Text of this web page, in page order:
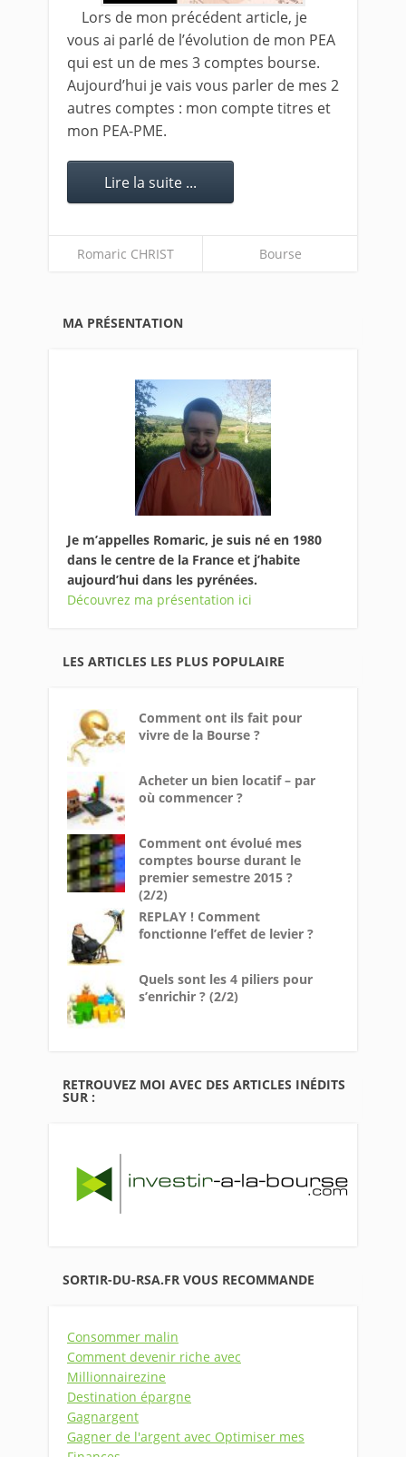
Lors de mon précédent article, je
vous ai parlé de l’évolution de mon PEA
qui est un de mes 3 comptes bourse.
Aujourd’hui je vais vous parler de mes 2
autres comptes : mon compte titres et
mon PEA-PME.
Lire la suite ...
Romaric CHRIST Bourse
MA PRÉSENTATION
Je m’appelles Romaric, je suis né en 1980
dans le centre de la France et j’habite
aujourd’hui dans les pyrénées.
Découvrez ma présentation ici
LES ARTICLES LES PLUS POPULAIRE
Comment ont ils fait pour
vivre de la Bourse ?
Acheter un bien locatif – par
où commencer ?
Comment ont évolué mes
comptes bourse durant le
premier semestre 2015 ?
(2/2)
REPLAY ! Comment
fonctionne l’effet de levier ?
Quels sont les 4 piliers pour
s’enrichir ? (2/2)
RETROUVEZ MOI AVEC DES ARTICLES INÉDITS
SUR :
SORTIR-DU-RSA.FR VOUS RECOMMANDE
Consommer malin
Comment devenir riche avec
Millionnairezine
Destination épargne
Gagnargent
Gagner de l'argent avec Optimiser mes